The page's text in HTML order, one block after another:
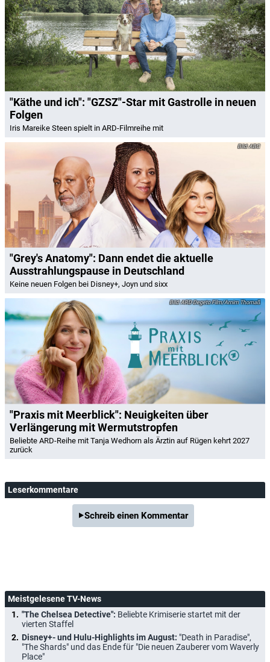
"Käthe und ich": "GZSZ"-Star mit Gastrolle in neuen
Folgen
Iris Mareike Steen spielt in ARD-Filmreihe mit
ABC
"Grey's Anatomy": Dann endet die aktuelle
Ausstrahlungspause in Deutschland
Keine neuen Folgen bei Disney+, Joyn und sixx
ARD Degeto Film/Arnim Thomaß
"Praxis mit Meerblick": Neuigkeiten über
Verlängerung mit Wermutstropfen
Beliebte ARD-Reihe mit Tanja Wedhorn als Ärztin auf Rügen kehrt 2027
zurück
Leserkommentare
Schreib einen Kommentar
Meistgelesene TV-News
"The Chelsea Detective": Beliebte Krimiserie startet mit der
vierten Staffel
Disney+- und Hulu-Highlights im August: "Death in Paradise",
"The Shards" und das Ende für "Die neuen Zauberer vom Waverly
Place"